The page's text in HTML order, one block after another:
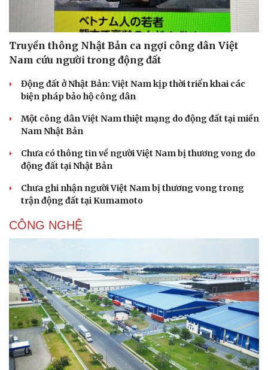
Sức khỏe
Dinh dưỡng - món ngon
Cây thuốc
Sản phụ khoa
Nhi khoa
Nam khoa
Làm đẹp - giảm cân
Phòng mạch online
Ăn sạch sống khỏe
Đời sống
Nhà đẹp
Blog
Tình yêu - Gia đình
Truyền thông Nhật Bản ca ngợi công dân Việt
Nam cứu người trong động đất
Động đất ở Nhật Bản: Việt Nam kịp thời triển khai các
biện pháp bảo hộ công dân
Một công dân Việt Nam thiệt mạng do động đất tại miền
Nam Nhật Bản
Chưa có thông tin về người Việt Nam bị thương vong do
động đất tại Nhật Bản
Chưa ghi nhận người Việt Nam bị thương vong trong
trận động đất tại Kumamoto
CÔNG NGHỆ